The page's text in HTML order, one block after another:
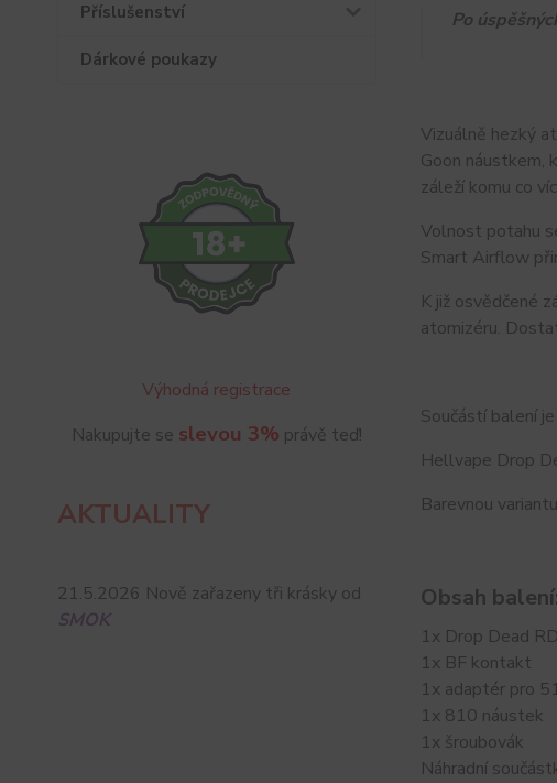
Příslušenství
Dárkové poukazy
Výhodná registrace
Nakupujte se slevou 3% právě teď!
AKTUALITY
21.5.2026 Nově zařazeny tři krásky od
SMOK
Po
Vizuálně hezký
Goon náustkem,
záleží komu co
Volnost potahu
Smart Airflow
K již osvědčené
atomizéru.
Součástí balení
Hellvape Drop
Barevnou
Obsah balení:
1x Drop Dead
1x BF kontakt
1x adaptér pro
1x 810 náustek
1x šroubovák
Náhradní